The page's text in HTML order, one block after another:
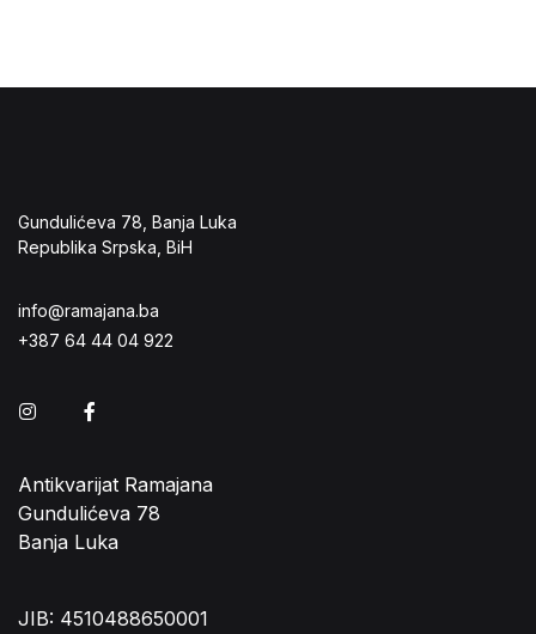
Gundulićeva 78, Banja Luka
Republika Srpska, BiH
info@ramajana.ba
+387 64 44 04 922
Instagram
Antikvarijat Ramajana
Gundulićeva 78
Banja Luka
JIB: 4510488650001